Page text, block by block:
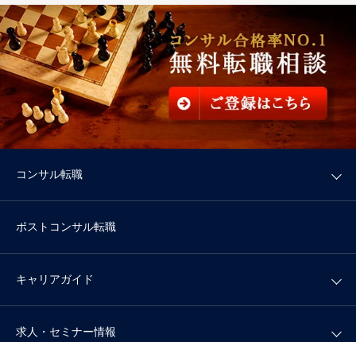
コンサル転職
ポストコンサル転職
キャリアガイド
求人・セミナー情報